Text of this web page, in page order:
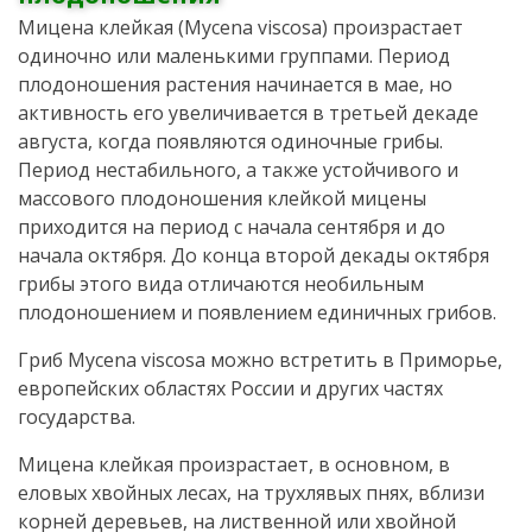
Мицена клейкая (Mycena viscosa) произрастает
одиночно или маленькими группами. Период
плодоношения растения начинается в мае, но
активность его увеличивается в третьей декаде
августа, когда появляются одиночные грибы.
Период нестабильного, а также устойчивого и
массового плодоношения клейкой мицены
приходится на период с начала сентября и до
начала октября. До конца второй декады октября
грибы этого вида отличаются необильным
плодоношением и появлением единичных грибов.
Гриб Mycena viscosa можно встретить в Приморье,
европейских областях России и других частях
государства.
Мицена клейкая произрастает, в основном, в
еловых хвойных лесах, на трухлявых пнях, вблизи
корней деревьев, на лиственной или хвойной